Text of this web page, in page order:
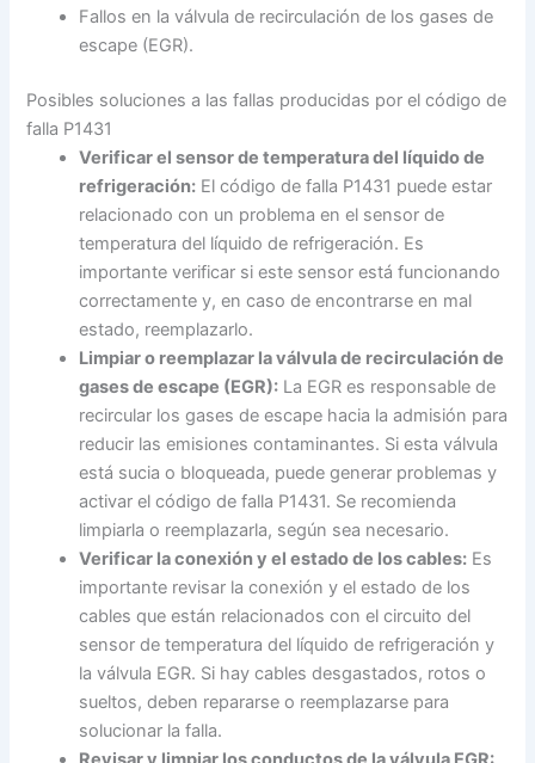
Fallos en la válvula de recirculación de los gases de
escape (EGR).
Posibles soluciones a las fallas producidas por el código de
falla P1431
Verificar el sensor de temperatura del líquido de
refrigeración: El código de falla P1431 puede estar
relacionado con un problema en el sensor de
temperatura del líquido de refrigeración. Es
importante verificar si este sensor está funcionando
correctamente y, en caso de encontrarse en mal
estado, reemplazarlo.
Limpiar o reemplazar la válvula de recirculación de
gases de escape (EGR): La EGR es responsable de
recircular los gases de escape hacia la admisión para
reducir las emisiones contaminantes. Si esta válvula
está sucia o bloqueada, puede generar problemas y
activar el código de falla P1431. Se recomienda
limpiarla o reemplazarla, según sea necesario.
Verificar la conexión y el estado de los cables: Es
importante revisar la conexión y el estado de los
cables que están relacionados con el circuito del
sensor de temperatura del líquido de refrigeración y
la válvula EGR. Si hay cables desgastados, rotos o
sueltos, deben repararse o reemplazarse para
solucionar la falla.